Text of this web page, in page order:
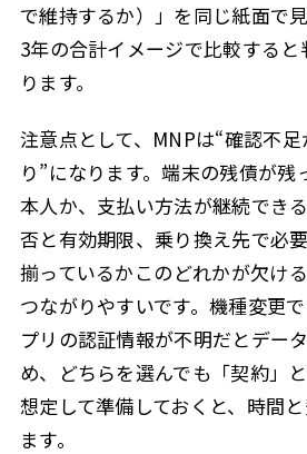
で維持するか）」を同じ紙面で
3年の合計イメージで比較する
ります。
注意点として、MNPは“確認不
り”になります。端末の残債が残
本人か、支払い方法が継続でき
否と有効期限、乗り換え先で必
揃っているか――このどれかが欠け
つながりやすいです。機種変更
プリの認証情報が不明だとデー
め、どちらを選んでも「契約」
想定して準備しておくと、時間
ます。